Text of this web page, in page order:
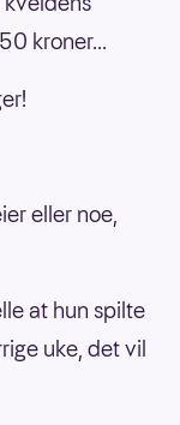
kroner...
eller noe,
at hun spilte
uke, det vil